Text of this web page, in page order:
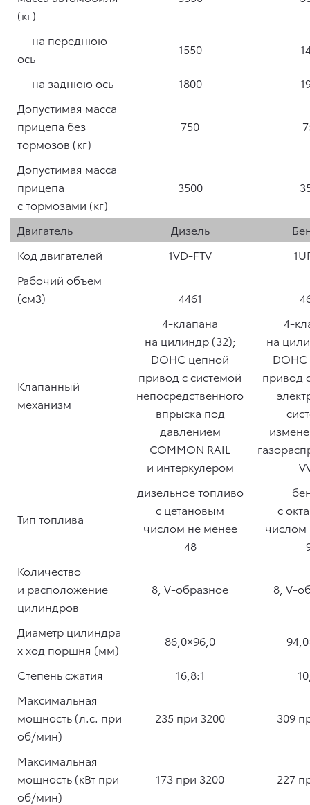
(кг)
— на переднюю
ось
1550
— на заднюю ось 1800
Допустимая масса
прицепа без
тормозов (кг)
750
Допустимая масса
прицепа
с тормозами (кг)
3500
Двигатель Дизель
Код двигателей
1VD-FTV
Рабочий объем
(см3)
4461
Клапанный
механизм
4-клапана
на цилиндр (32);
DOHC цепной
привод с системой
непосредственного
впрыска под
давлением
COMMON RAIL
и интеркулером
4-
на
привод
Тип топлива
дизельное топливо
с цетановым
числом не менее
48
с
числом
Количество
и расположение
цилиндров
8, V-образное 8, V-
Диаметр цилиндра
x ход поршня (мм)
86,0×96,0
Степень сжатия 16,8:1
Максимальная
мощность (л.с. при
об/мин)
235 при 3200 309
Максимальная
мощность (кВт при
об/мин)
173 при 3200 227